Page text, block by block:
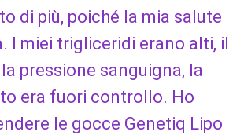
di più, poiché la mia salute
I miei trigliceridi erano alti, il
pressione sanguigna, la
era fuori controllo. Ho
le gocce Genetiq Lipo